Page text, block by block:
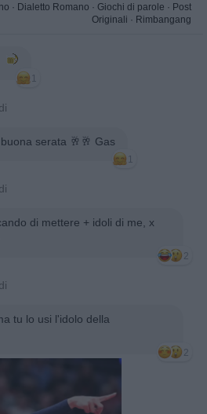
· Dialetto Romano · Giochi di parole · Post
Originali · Rimbangang
1
buona serata 🥂🥂 Gas
1
di mettere + idoli di me, x
2
tu lo usi l'idolo della
2